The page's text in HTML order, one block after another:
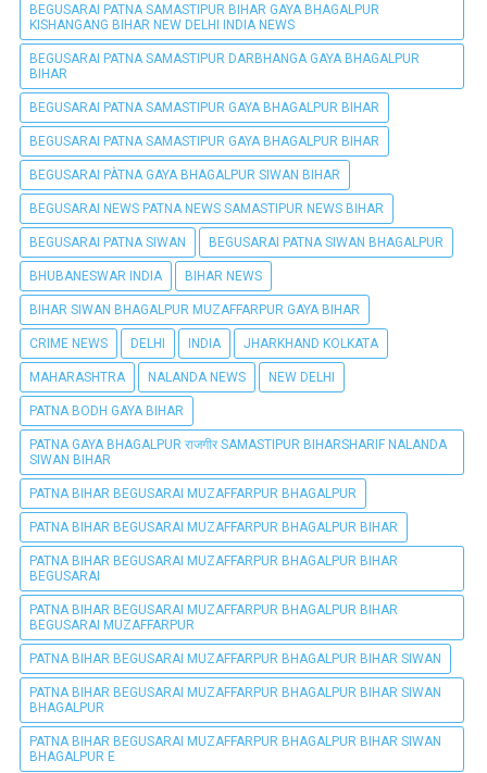
BEGUSARAI PATNA SAMASTIPUR BIHAR GAYA BHAGALPUR
KISHANGANG BIHAR NEW DELHI INDIA NEWS
BEGUSARAI PATNA SAMASTIPUR DARBHANGA GAYA BHAGALPUR
BIHAR
BEGUSARAI PATNA SAMASTIPUR GAYA BHAGALPUR BIHAR
BEGUSARAI PATNA SAMASTIPUR GAYA BHAGALPUR BIHAR
BEGUSARAI PÀTNA GAYA BHAGALPUR SIWAN BIHAR
BEGUSARAI NEWS PATNA NEWS SAMASTIPUR NEWS BIHAR
BEGUSARAI PATNA SIWAN BEGUSARAI PATNA SIWAN BHAGALPUR
BHUBANESWAR INDIA BIHAR NEWS
BIHAR SIWAN BHAGALPUR MUZAFFARPUR GAYA BIHAR
CRIME NEWS DELHI INDIA JHARKHAND KOLKATA
MAHARASHTRA NALANDA NEWS NEW DELHI
PATNA BODH GAYA BIHAR
PATNA GAYA BHAGALPUR राजगीर SAMASTIPUR BIHARSHARIF NALANDA
SIWAN BIHAR
PATNA BIHAR BEGUSARAI MUZAFFARPUR BHAGALPUR
PATNA BIHAR BEGUSARAI MUZAFFARPUR BHAGALPUR BIHAR
PATNA BIHAR BEGUSARAI MUZAFFARPUR BHAGALPUR BIHAR
BEGUSARAI
PATNA BIHAR BEGUSARAI MUZAFFARPUR BHAGALPUR BIHAR
BEGUSARAI MUZAFFARPUR
PATNA BIHAR BEGUSARAI MUZAFFARPUR BHAGALPUR BIHAR SIWAN
PATNA BIHAR BEGUSARAI MUZAFFARPUR BHAGALPUR BIHAR SIWAN
BHAGALPUR
PATNA BIHAR BEGUSARAI MUZAFFARPUR BHAGALPUR BIHAR SIWAN
BHAGALPUR E